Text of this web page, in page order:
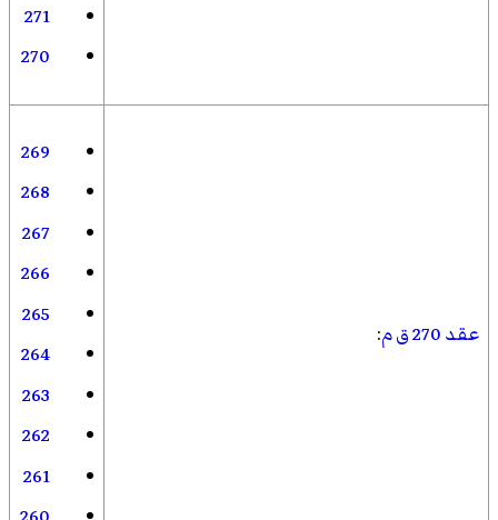
271
270
عقد 270 ق م :
269
268
267
266
265
264
263
262
261